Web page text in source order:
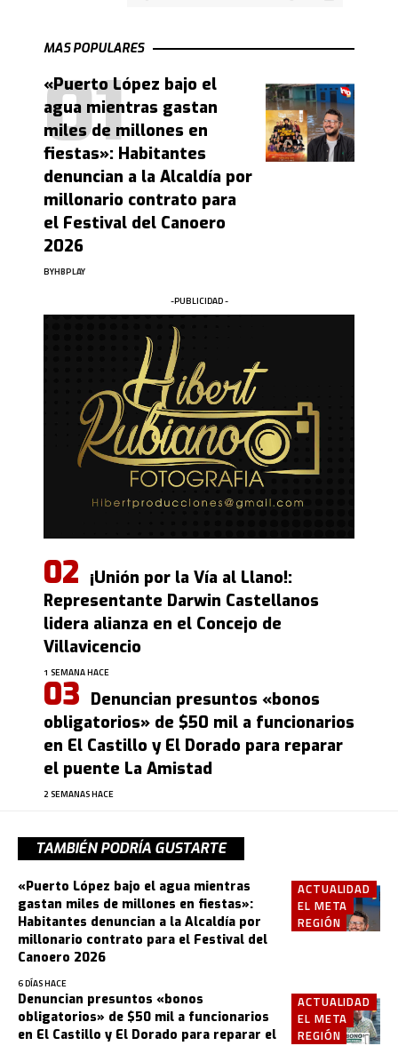
MAS POPULARES
«Puerto López bajo el
agua mientras gastan
miles de millones en
fiestas»: Habitantes
denuncian a la Alcaldía por
millonario contrato para
el Festival del Canoero
2026
BYHBPLAY
-PUBLICIDAD -
¡Unión por la Vía al Llano!:
Representante Darwin Castellanos
lidera alianza en el Concejo de
Villavicencio
1 SEMANA HACE
Denuncian presuntos «bonos
obligatorios» de $50 mil a funcionarios
en El Castillo y El Dorado para reparar
el puente La Amistad
2 SEMANAS HACE
TAMBIÉN PODRÍA GUSTARTE
ACTUALIDAD
EL META
REGIÓN
«Puerto López bajo el agua mientras
gastan miles de millones en fiestas»:
Habitantes denuncian a la Alcaldía por
millonario contrato para el Festival del
Canoero 2026
6 DÍAS HACE
ACTUALIDAD
EL META
REGIÓN
Denuncian presuntos «bonos
obligatorios» de $50 mil a funcionarios
en El Castillo y El Dorado para reparar el